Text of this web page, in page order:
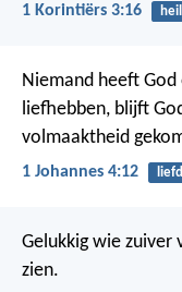
1 Korintiërs 3:16
Niemand heeft
liefhebben, blijft
volmaaktheid
1 Johannes 4:12
Gelukkig wie zuiver
zien.